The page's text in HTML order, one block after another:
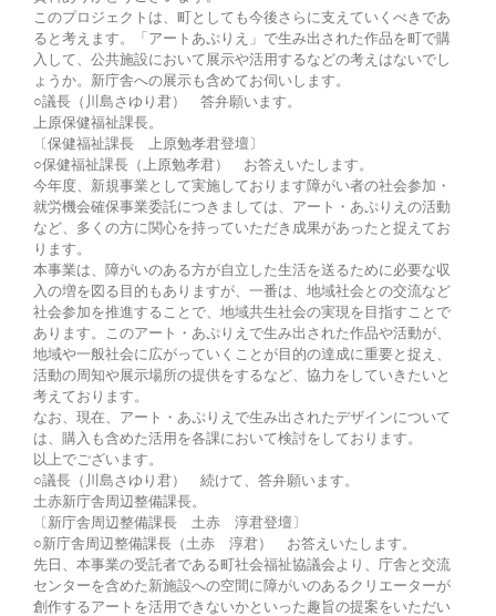
このプロジェクトは、町としても今後さらに支えていくべきであ
ると考えます。「アートあぷりえ」で生み出された作品を町で購
入して、公共施設において展示や活用するなどの考えはないでし
ょうか。新庁舎への展示も含めてお伺いします。
○議長（川島さゆり君） 答弁願います。
上原保健福祉課長。
〔保健福祉課長 上原勉孝君登壇〕
○保健福祉課長（上原勉孝君） お答えいたします。
今年度、新規事業として実施しております障がい者の社会参加・
就労機会確保事業委託につきましては、アート・あぷりえの活動
など、多くの方に関心を持っていただき成果があったと捉えてお
ります。
本事業は、障がいのある方が自立した生活を送るために必要な収
入の増を図る目的もありますが、一番は、地域社会との交流など
社会参加を推進することで、地域共生社会の実現を目指すことで
あります。このアート・あぷりえで生み出された作品や活動が、
地域や一般社会に広がっていくことが目的の達成に重要と捉え、
活動の周知や展示場所の提供をするなど、協力をしていきたいと
考えております。
なお、現在、アート・あぷりえで生み出されたデザインについて
は、購入も含めた活用を各課において検討をしております。
以上でございます。
○議長（川島さゆり君） 続けて、答弁願います。
土赤新庁舎周辺整備課長。
〔新庁舎周辺整備課長 土赤 淳君登壇〕
○新庁舎周辺整備課長（土赤 淳君） お答えいたします。
先日、本事業の受託者である町社会福祉協議会より、庁舎と交流
センターを含めた新施設への空間に障がいのあるクリエーターが
創作するアートを活用できないかといった趣旨の提案をいただい